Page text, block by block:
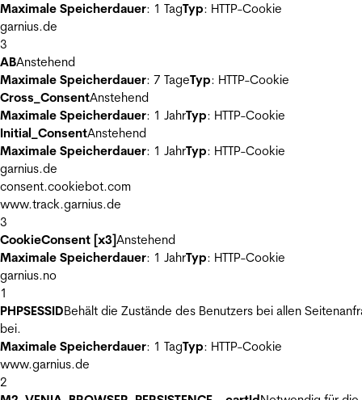
Maximale Speicherdauer: 1 TagTyp: HTTP-Cookie
garnius.de
3
ABAnstehend
Maximale Speicherdauer: 7 TageTyp: HTTP-Cookie
Cross_ConsentAnstehend
Maximale Speicherdauer: 1 JahrTyp: HTTP-Cookie
Initial_ConsentAnstehend
Maximale Speicherdauer: 1 JahrTyp: HTTP-Cookie
garnius.de
consent.cookiebot.com
www.track.garnius.de
3
CookieConsent [x3]Anstehend
Maximale Speicherdauer: 1 JahrTyp: HTTP-Cookie
garnius.no
1
PHPSESSIDBehält die Zustände des Benutzers bei allen
bei.
Maximale Speicherdauer: 1 TagTyp: HTTP-Cookie
www.garnius.de
2